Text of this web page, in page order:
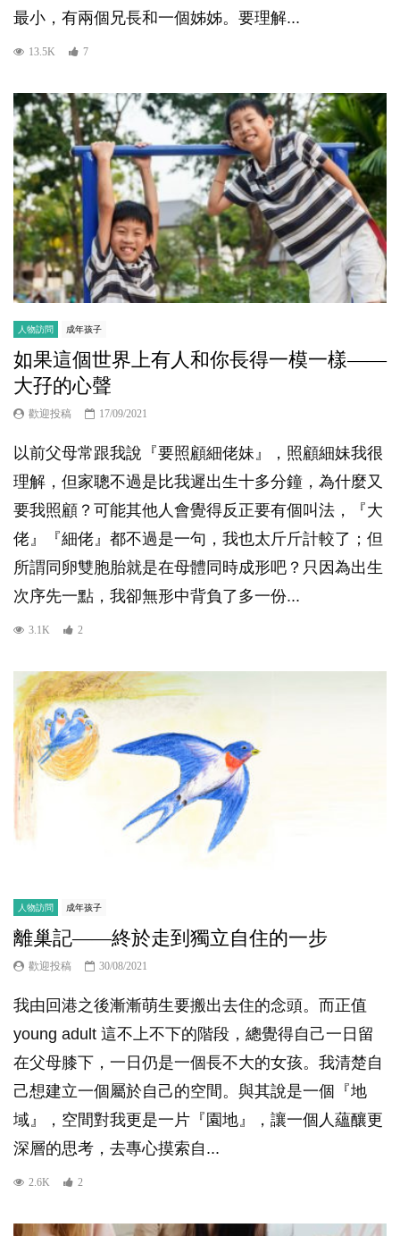
最小，有兩個兄長和一個姊姊。要理解...
13.5K 7
人物訪問 成年孩子
如果這個世界上有人和你長得一模一樣——
大孖的心聲
歡迎投稿 17/09/2021
以前父母常跟我說『要照顧細佬妹』，照顧細妹我很
理解，但家聰不過是比我遲出生十多分鐘，為什麼又
要我照顧？可能其他人會覺得反正要有個叫法，『大
佬』『細佬』都不過是一句，我也太斤斤計較了；但
所謂同卵雙胞胎就是在母體同時成形吧？只因為出生
次序先一點，我卻無形中背負了多一份...
3.1K 2
人物訪問 成年孩子
離巢記——終於走到獨立自住的一步
歡迎投稿 30/08/2021
我由回港之後漸漸萌生要搬出去住的念頭。而正值
young adult 這不上不下的階段，總覺得自己一日留
在父母膝下，一日仍是一個長不大的女孩。我清楚自
己想建立一個屬於自己的空間。與其說是一個『地
域』，空間對我更是一片『園地』，讓一個人蘊釀更
深層的思考，去專心摸索自...
2.6K 2